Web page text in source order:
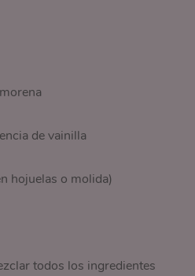
de vainilla
hojuelas o molida)
todos los ingredientes